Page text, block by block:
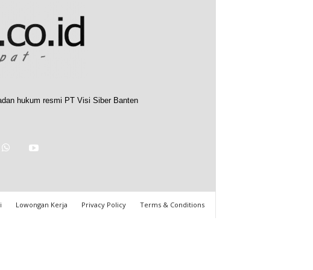
hukum resmi PT Visi Siber Banten
Lowongan Kerja Privacy Policy Terms & Conditions